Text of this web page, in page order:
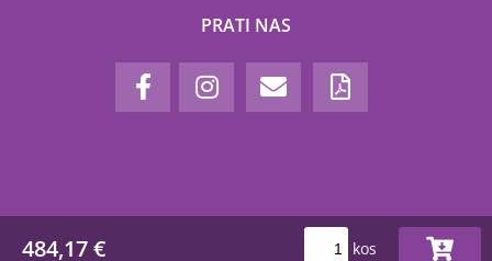
484,17 € kos
PRATI NAS
www.euronova.hr © 2018-2026